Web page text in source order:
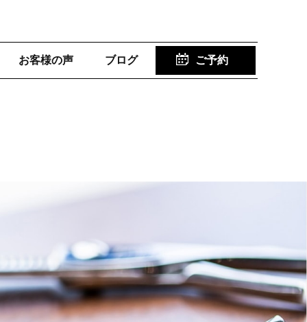
お客様の声 ブログ ご予約